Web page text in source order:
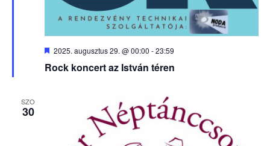
Rock koncert az István téren
Kiemelt
2025. augusztus 29. @ 00:00 -23:59
SZO
30